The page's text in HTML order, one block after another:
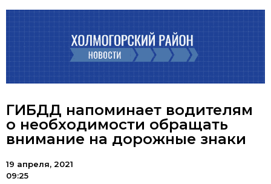
ГИБДД напоминает водителям
о необходимости обращать
внимание на дорожные знаки
19 апреля, 2021
09:25